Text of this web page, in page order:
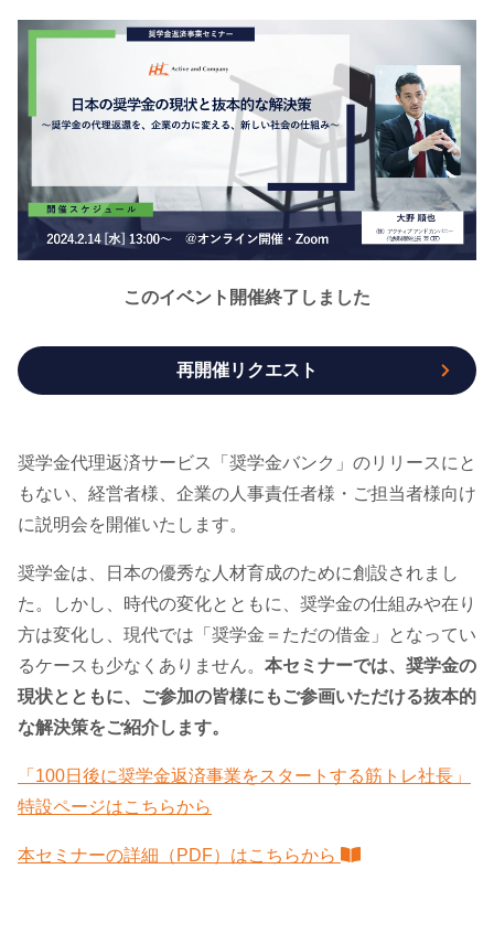
奨学金代理返済サービス「奨学金バンク」のリリースにと
もない、経営者様、企業の人事責任者様・ご担当者様向け
に説明会を開催いたします。
奨学金は、日本の優秀な人材育成のために創設されまし
た。しかし、時代の変化とともに、奨学金の仕組みや在り
方は変化し、現代では「奨学金＝ただの借金」となってい
るケースも少なくありません。 本セミナーでは、奨学金の
現状とともに、ご参加の皆様にもご参画いただける抜本的
な解決策をご紹介します。
「100日後に奨学金返済事業をスタートする筋トレ社長」
特設ページはこちらから
本セミナーの詳細（PDF）はこちらから
このイベント開催終了しました
再開催リクエスト